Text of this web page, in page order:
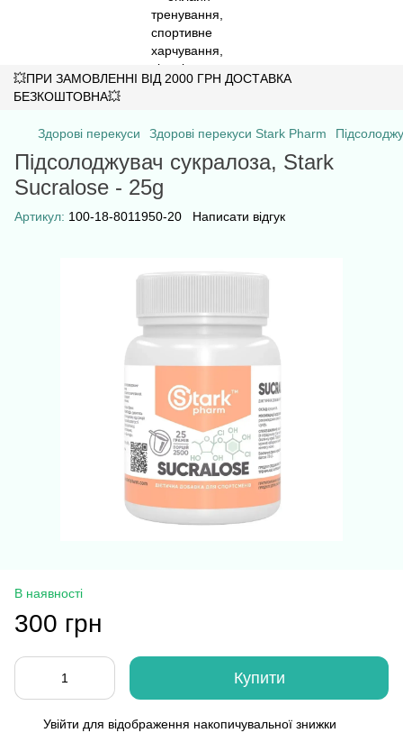
💥ПРИ ЗАМОВЛЕННІ ВІД 2000 ГРН ДОСТАВКА
БЕЗКОШТОВНА💥
Здорові перекуси Здорові перекуси Stark Pharm
Підсолоджувач сукралоза, Stark
Sucralose - 25g
Артикул: 100-18-8011950-20 Написати відгук
В наявності
300 грн
Купити
Увійти для відображення накопичувальної знижки